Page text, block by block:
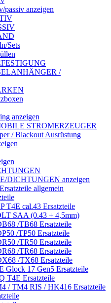
passiv anzeigen
Sets
/
anzeigen
STROMERZEUGER
/ Blackout Ausrüstung
DICHTUNGEN anzeigen
allgemein
T4E cal.43 Ersatzteile
SAA (0.43 + 4,5mm)
/TB68 Ersatzteile
/TP50 Ersatzteile
/TR50 Ersatzteile
/TR68 Ersatzteile
/TX68 Ersatzteile
Glock 17 Gen5 Ersatzteile
T4E Ersatzteile
/ TM4 RIS / HK416 Ersatzteile